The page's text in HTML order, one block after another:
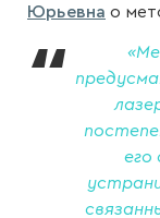
Юрьевна о
его